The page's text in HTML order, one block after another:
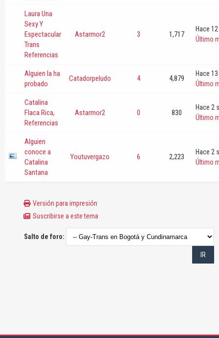
Laura Una
Sexy Y
Espectacular
Trans
Referencias
Astarmor2 3 1,717
Hace
Último
Alguien la ha
probado
Catadorpeludo 4 4,879
Hace
Último
Catalina
Flaca Rica,
Referencias
Astarmor2 0 830
Hace 2
Último
Alguien
conoce a
Catalina
Santana
Youtuvergazo 6 2,223
Hace 2
Último
Versión para impresión
Suscribirse a este tema
Salto de foro: